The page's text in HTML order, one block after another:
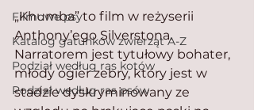
Filmowe psy
Katalog gatunków zwierząt A-Z
Podział według ras kotów
Podział według ras psów
„Khumba” to film w reżyserii
Anthony’ego Silverstona.
Narratorem jest tytułowy bohater,
młody ogier zebry, który jest w
stadzie dyskryminowany ze